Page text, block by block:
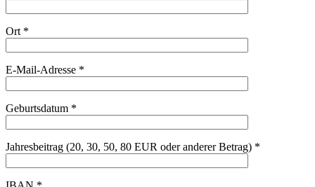
Ort *
E-Mail-Adresse *
Geburtsdatum *
Jahresbeitrag (20, 30, 50, 80 EUR oder anderer Betrag) *